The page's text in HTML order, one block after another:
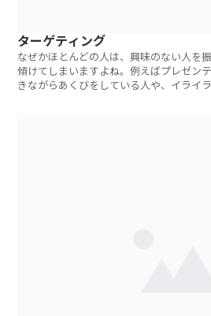
ターゲティング
なぜかほとんどの人は、興味のない人を
傾けてしまいますよね。例えばプレゼン
きながらあくびをしている人や、イライ